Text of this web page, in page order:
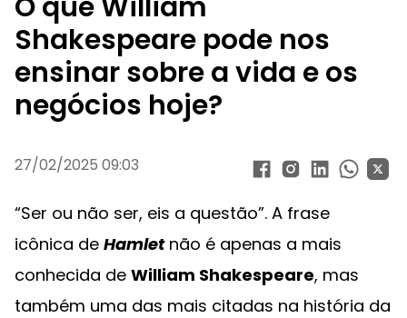
Shakespeare pode nos
ensinar sobre a vida e os
negócios hoje?
27/02/2025 09:03
“Ser ou não ser, eis a questão”. A frase
icônica de Hamletnão é apenas a mais
conhecida de William Shakespeare, mas
também uma das mais citadas na história da